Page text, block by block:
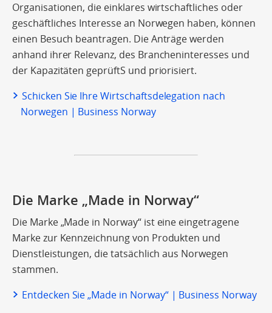
Organisationen, die einklares wirtschaftliches oder
geschäftliches Interesse an Norwegen haben, können
einen Besuch beantragen. Die Anträge werden
anhand ihrer Relevanz, des Brancheninteresses und
der Kapazitäten geprüftS und priorisiert.
Schicken Sie Ihre Wirtschaftsdelegation nach
Norwegen | Business Norway
Die Marke „Made in Norway“
Die Marke „Made in Norway“ ist eine eingetragene
Marke zur Kennzeichnung von Produkten und
Dienstleistungen, die tatsächlich aus Norwegen
stammen.
Entdecken Sie „Made in Norway“ | Business Norway